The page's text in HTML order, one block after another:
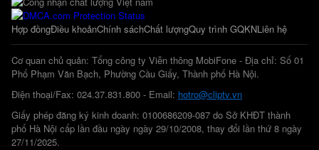
Hợp đồngĐiều khoảnChính sáchChất lượngQuy trình GQKNLiên hệ
Cơ quan chủ quản: Tổng công ty Viễn thông MobiFone - Địa chỉ: Số 01
Phố Phạm Văn Bạch, Phường Cầu Giấy, Thành phố Hà Nội.
Điện thoại/Fax: 024.37.831.800 - Email: hotro@cliptv.vn
Giấy phép đăng ký kinh doanh: 0100686209-087 do Sở KHĐT thành
phố Hà Nội cấp lần đầu ngày ngày 29/10/2008, thay đổi lần thứ 8 ngày
27/11/2025.